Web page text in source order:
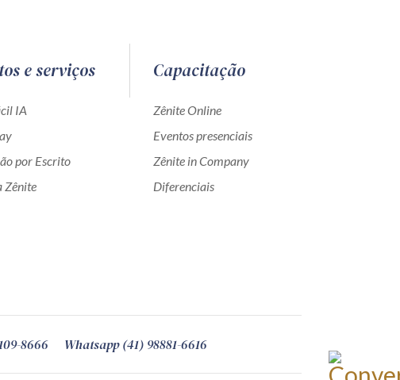
e serviços
IA
por Escrito
Zênite
Capacitação
Zênite Online
Eventos presenciais
Zênite in Company
Diferenciais
8666 Whatsapp (41) 98881-6616